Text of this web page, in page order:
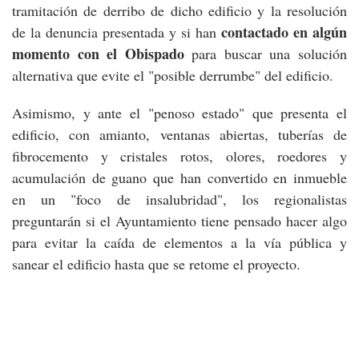
tramitación de derribo de dicho edificio y la resolución
de la denuncia presentada y si han contactado en algún
momento con el Obispadopara buscar una solución
alternativa que evite el "posible derrumbe" del edificio.
Asimismo, y ante el "penoso estado" que presenta el
edificio, con amianto, ventanas abiertas, tuberías de
fibrocemento y cristales rotos, olores, roedores y
acumulación de guano que han convertido en inmueble
en un "foco de insalubridad", los regionalistas
preguntarán si el Ayuntamiento tiene pensado hacer algo
para evitar la caída de elementos a la vía pública y
sanear el edificio hasta que se retome el proyecto.